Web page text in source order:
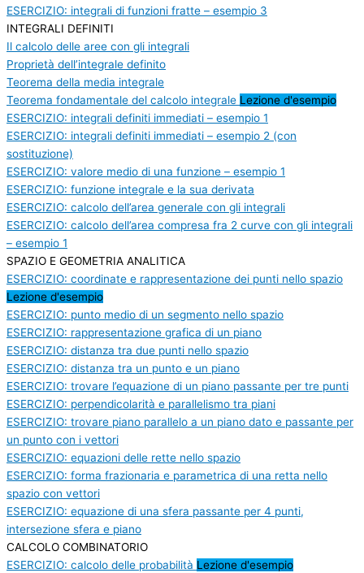
ESERCIZIO: integrali di funzioni fratte – esempio 3
INTEGRALI DEFINITI
Il calcolo delle aree con gli integrali
Proprietà dell’integrale definito
Teorema della media integrale
Teorema fondamentale del calcolo integrale Lezione d'esempio
ESERCIZIO: integrali definiti immediati – esempio 1
ESERCIZIO: integrali definiti immediati – esempio 2 (con
sostituzione)
ESERCIZIO: valore medio di una funzione – esempio 1
ESERCIZIO: funzione integrale e la sua derivata
ESERCIZIO: calcolo dell’area generale con gli integrali
ESERCIZIO: calcolo dell’area compresa fra 2 curve con gli integrali
– esempio 1
SPAZIO E GEOMETRIA ANALITICA
ESERCIZIO: coordinate e rappresentazione dei punti nello spazio
Lezione d'esempio
ESERCIZIO: punto medio di un segmento nello spazio
ESERCIZIO: rappresentazione grafica di un piano
ESERCIZIO: distanza tra due punti nello spazio
ESERCIZIO: distanza tra un punto e un piano
ESERCIZIO: trovare l’equazione di un piano passante per tre punti
ESERCIZIO: perpendicolarità e parallelismo tra piani
ESERCIZIO: trovare piano parallelo a un piano dato e passante per
un punto con i vettori
ESERCIZIO: equazioni delle rette nello spazio
ESERCIZIO: forma frazionaria e parametrica di una retta nello
spazio con vettori
ESERCIZIO: equazione di una sfera passante per 4 punti,
intersezione sfera e piano
CALCOLO COMBINATORIO
ESERCIZIO: calcolo delle probabilità Lezione d'esempio